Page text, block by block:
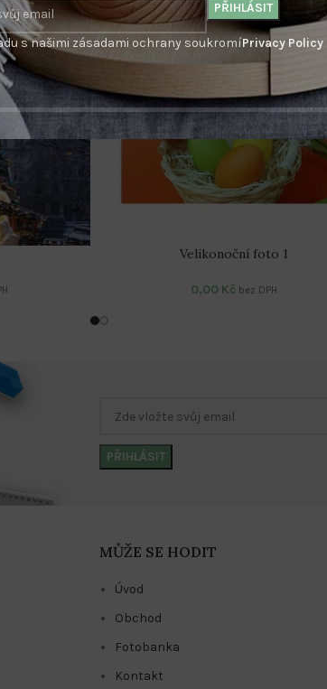
s našimi zásadami ochrany soukromíPrivacy Policy
Velikonoční foto 1
0,00 Kč bez DPH
MŮŽE SE HODIT
Úvod
Obchod
Fotobanka
Kontakt